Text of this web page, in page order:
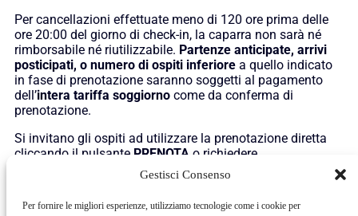
Gestisci Consenso
Per fornire le migliori esperienze, utilizziamo tecnologie come i cookie per
Per cancellazioni effettuate meno di 120 ore prima delle
ore 20:00 del giorno di check-in, la caparra non sarà né
rimborsabile né riutilizzabile. Partenze anticipate, arrivi
posticipati, o numero di ospiti inferiore a quello indicato
in fase di prenotazione saranno soggetti al pagamento
dell’intera tariffa soggiorno come da conferma di
prenotazione.
Si invitano gli ospiti ad utilizzare la prenotazione diretta
cliccando il pulsante PRENOTA o richiedere
tramite e-mail o WhatsApp.